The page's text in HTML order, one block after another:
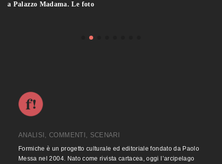
a Palazzo Madama. Le foto
ANALISI, COMMENTI, SCENARI
Formiche è un progetto culturale ed editoriale fondato da Paolo
Messa nel 2004. Nato come rivista cartacea, oggi l’arcipelago